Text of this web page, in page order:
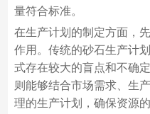
量符合标准。
在生产计划的制定方面，
作用。传统的砂石生产计
式存在较大的盲点和不确
则能够结合市场需求、生
理的生产计划，确保资源